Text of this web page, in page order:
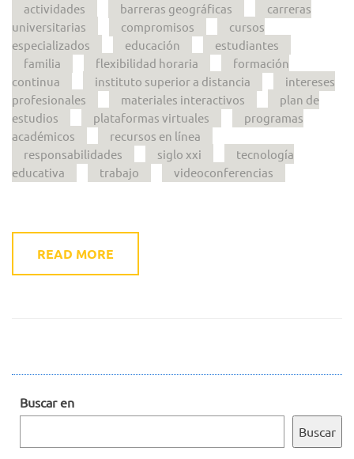
actividades barreras geográficas
carreras
universitarias
compromisos
cursos
especializados
educación
estudiantes
familia
flexibilidad horaria
formación
continua
instituto superior a distancia
intereses
profesionales
materiales interactivos
plan de
estudios
plataformas virtuales
programas
académicos
recursos en línea
responsabilidades
siglo xxi
tecnología
educativa
trabajo videoconferencias
READ MORE
Buscar en
Buscar